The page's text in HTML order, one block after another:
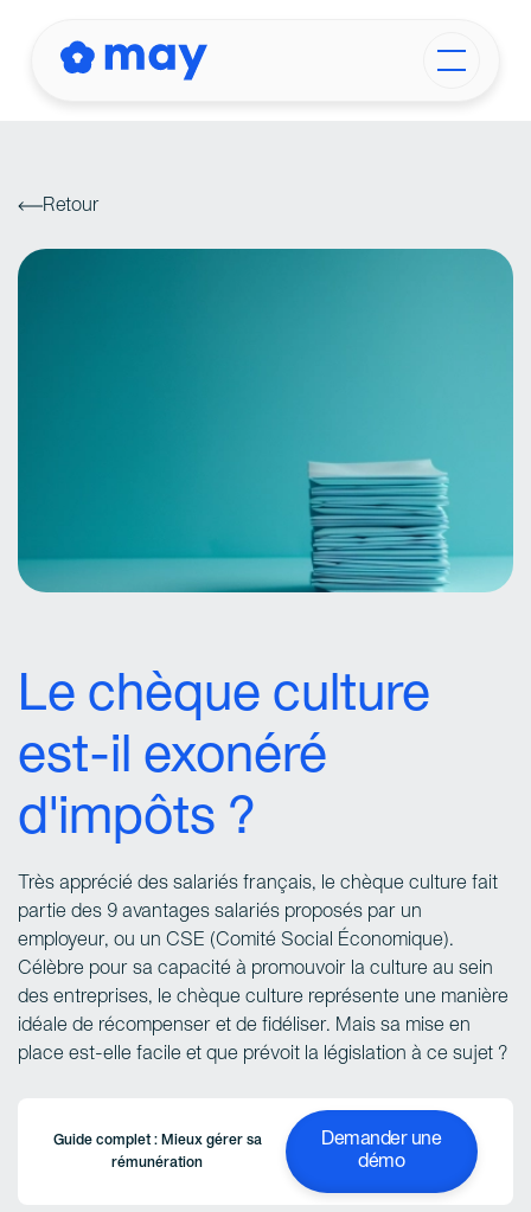
Le chèque culture
est-il exonéré
d'impôts ?
Très apprécié des salariés français, le chèque culture fait
partie des 9 avantages salariés proposés par un
employeur, ou un CSE (Comité Social Économique).
Célèbre pour sa capacité à promouvoir la culture au sein
des entreprises, le chèque culture représente une manière
idéale de récompenser et de fidéliser. Mais sa mise en
place est-elle facile et que prévoit la législation à ce sujet ?
Guide complet : Mieux gérer sa
rémunération
Demander une
démo
Retour